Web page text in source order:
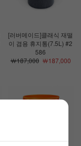
[러버메이드]클래식 재떨
이 겸용 휴지통(7.5L) #2
586
￦187,000￦187,000